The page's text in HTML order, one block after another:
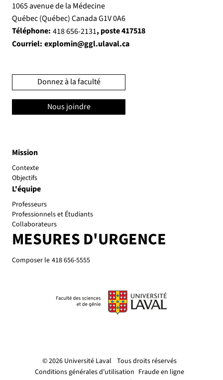
© 2026 Université Laval Tous droits réservés
Conditions générales d'utilisation Fraude en ligne
Mission
Contexte
Objectifs
L'équipe
Professeurs
Professionnels et Étudiants
Collaborateurs
MESURES D'URGENCE
Composer le 418 656-5555
1065 avenue de la Médecine
Québec (Québec) Canada G1V 0A6
Téléphone: 418 656-2131
Courriel: explomin@ggl.ulaval.ca
, poste 417518
Donnez à la faculté
Nous joindre